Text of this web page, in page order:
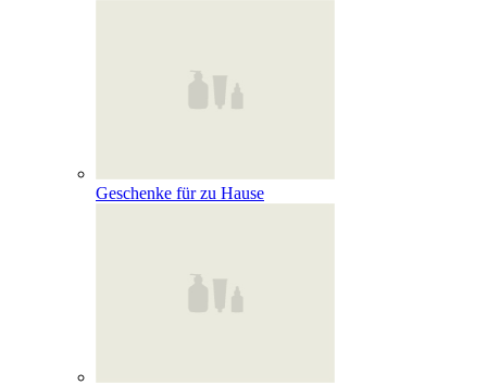
Geschenke für zu Hause